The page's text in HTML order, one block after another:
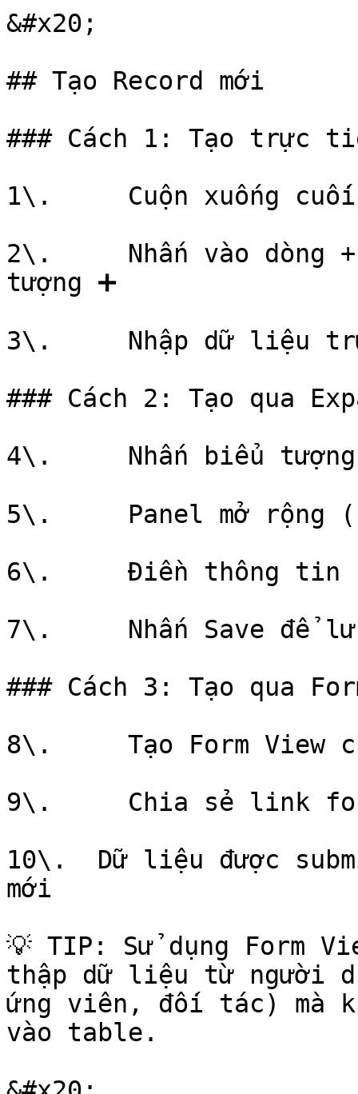
&#x20;
## Tạo Record mới
### Cách 1: Tạo trực
1\.     Cuộn xuống
2\.     Nhấn vào dòng +
tượng ➕
3\.     Nhập dữ liệu
### Cách 2: Tạo qua
4\.     Nhấn biểu
5\.     Panel mở rộng
6\.     Điền thông tin
7\.     Nhấn Save để
### Cách 3: Tạo qua
8\.     Tạo Form View
9\.     Chia sẻ link
10\.  Dữ liệu được
mới
💡 TIP: Sử dụng Form
thập dữ liệu từ người
ứng viên, đối tác) mà
vào table.